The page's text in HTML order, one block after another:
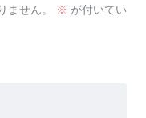
ません。 ※ が付いてい